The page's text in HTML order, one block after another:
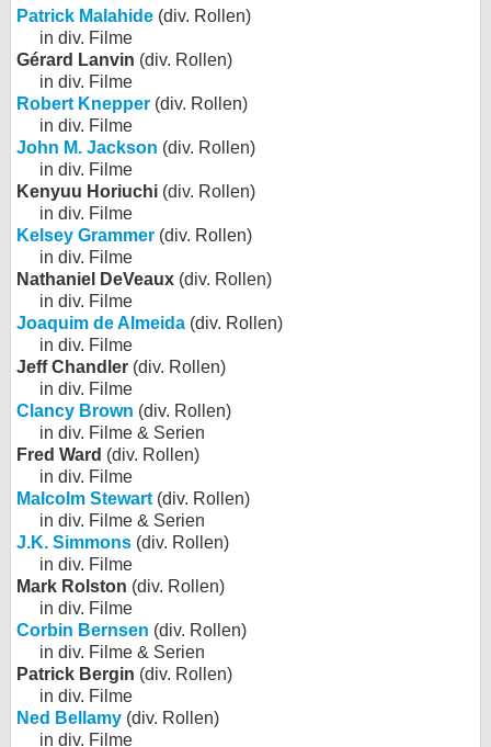
Patrick Malahide (div. Rollen)
in div. Filme
Gérard Lanvin (div. Rollen)
in div. Filme
Robert Knepper (div. Rollen)
in div. Filme
John M. Jackson (div. Rollen)
in div. Filme
Kenyuu Horiuchi (div. Rollen)
in div. Filme
Kelsey Grammer (div. Rollen)
in div. Filme
Nathaniel DeVeaux (div. Rollen)
in div. Filme
Joaquim de Almeida (div. Rollen)
in div. Filme
Jeff Chandler (div. Rollen)
in div. Filme
Clancy Brown (div. Rollen)
in div. Filme & Serien
Fred Ward (div. Rollen)
in div. Filme
Malcolm Stewart (div. Rollen)
in div. Filme & Serien
J.K. Simmons (div. Rollen)
in div. Filme
Mark Rolston (div. Rollen)
in div. Filme
Corbin Bernsen (div. Rollen)
in div. Filme & Serien
Patrick Bergin (div. Rollen)
in div. Filme
Ned Bellamy (div. Rollen)
in div. Filme